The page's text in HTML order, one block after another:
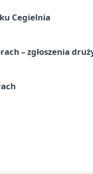
Cegielnia
– zgłoszenia